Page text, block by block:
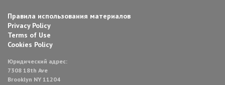
Правила использования материалов
Privacy Policy
Terms of Use
Cookies Policy
Юридический адрес:
7308 18th Ave
Brooklyn NY 11204